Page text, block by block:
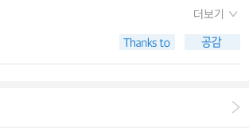
테면 화살이 날아가거나 아이가 태어나는
언제였을까 되짚어 보게 하던 대목.
을 보이는 재능이 놀라운데, 이를 끝까지
혼자 공부를 하다가, 아침에 샤워를 하다
으로 채우려는 지원자들이 많기 때문이다. 실
작가도 호주 어학원에서 해고 통보를 받았
한국어를 가르치는 한국 사람들과 같은 부류
더보기